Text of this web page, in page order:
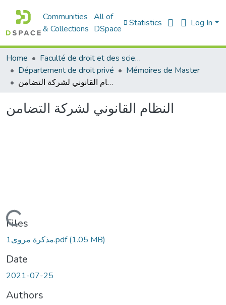
Communities
& Collections
All of
DSpace
Statistics Log In
Home
Faculté de droit et des sciences politiques
Département de droit privé
Mémoires de Master
النظام القانوني لشركة التضامن
النظام القانوني لشركة التضامن
Loading...
Files
مذكرة مروى1.pdf(1.05 MB)
Date
2021-07-25
Authors